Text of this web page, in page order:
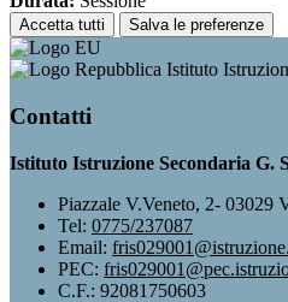
Accetta tutti Salva le preferenze
Istituto
Contatti
Istituto Istruzione Secondaria G.
Piazzale V.Veneto, 2- 03029
Tel: 0775/237087
Email:
PEC:
C.F.: 92081750603